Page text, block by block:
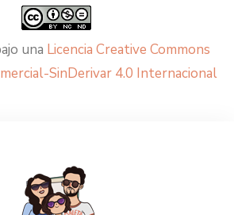
una Licencia Creative Commons
SinDerivar 4.0 Internacional